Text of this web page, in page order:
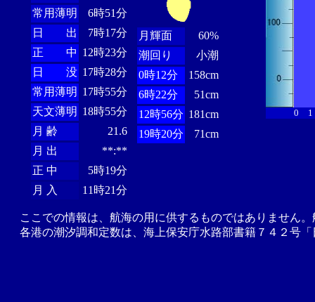
常用薄明
6時51分
日 出
7時17分
正 中 12時23分
日 没 17時28分
常用薄明 17時55分
天文薄明 18時55分
月 齢
21.6
月 出
**:**
正 中
5時19分
月 入
11時21分
月輝面
60%
潮回り
小潮
0時12分
158cm
6時22分
51cm
12時56分 181cm
19時20分
71cm
0 1
ここでの情報は、航海の用に供するものではありません
各港の潮汐調和定数は、海上保安庁水路部書籍７４２号